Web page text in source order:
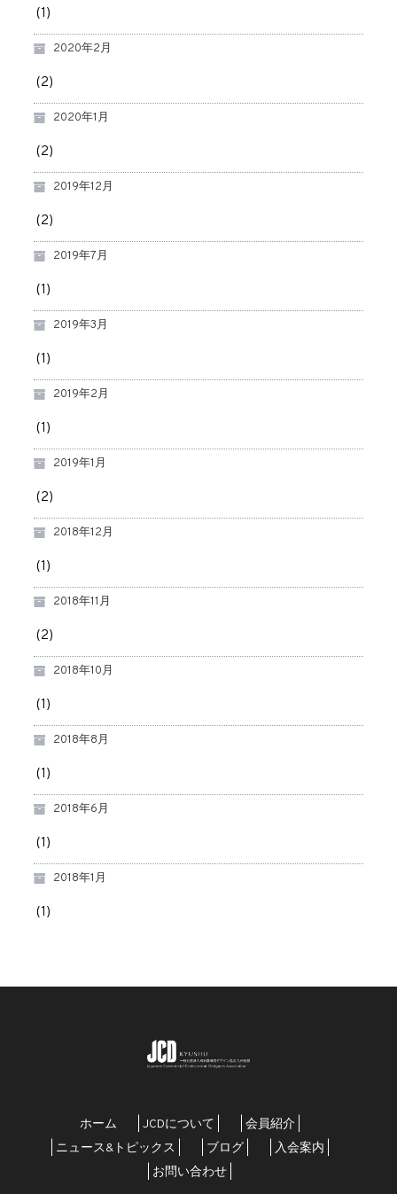
(1)
2020年2月
(2)
2020年1月
(2)
2019年12月
(2)
2019年7月
(1)
2019年3月
(1)
2019年2月
(1)
2019年1月
(2)
2018年12月
(1)
2018年11月
(2)
2018年10月
(1)
2018年8月
(1)
2018年6月
(1)
2018年1月
(1)
ホーム | JCDについて |
| 会員紹介 |
| ニュース&トピックス |
| ブログ |
| 入会案内 |
| お問い合わせ |